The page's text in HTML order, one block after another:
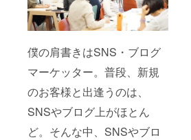
僕の肩書きはSNS・ブログ
マーケッター。普段、新規
のお客様と出逢うのは、
SNSやブログ上がほとん
ど。そんな中、SNSやブロ